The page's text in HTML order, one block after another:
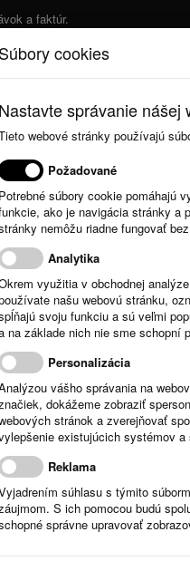
a faktúr.
Zmluvy
Reset Rozšírený filter
Súbory cookies
Nastavte správanie
webové stránky používajú
Požadované
Potrebné súbory cookie pomáhajú
ako je navigácia stránky a
nemôžu riadne fungovať
Analytika
využitia v obchodnej
našu webovú stránku,
svoju funkciu a sú veľmi
na základe nich nie sme schopní
Personalizácia
vášho správania na
dokážeme zobraziť
stránok a zverejňovať
existujúcich systémov
Reklama
súhlasu s týmito
S ich pomocou budú
správne upravovať